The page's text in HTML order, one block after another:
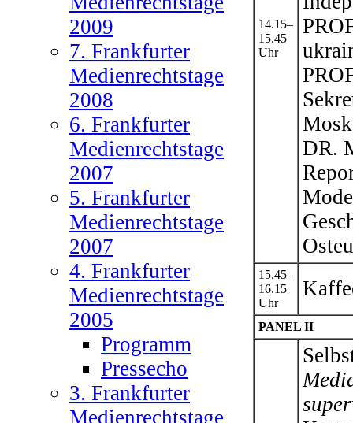
2009
7. Frankfurter
Medienrechtstage
2008
6. Frankfurter
Medienrechtstage
2007
5. Frankfurter
Medienrechtstage
2007
4. Frankfurter
Medienrechtstage
2005
Programm
Pressecho
3. Frankfurter
Medienrechtstage
14.15–
15.45
Uhr
DR.
15.45–
16.15
Uhr
PANEL II